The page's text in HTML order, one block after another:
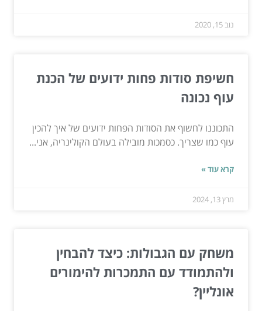
נוב 15, 2020
חשיפת סודות פחות ידועים של הכנת
עוף נכונה
התכוננו לחשוף את הסודות הפחות ידועים של איך להכין
עוף כמו שצריך. כסמכות מובילה בעולם הקולינריה, אני...
קרא עוד »
מרץ 13, 2024
משחק עם הגבולות: כיצד להבחין
ולהתמודד עם התמכרות להימורים
אונליין?